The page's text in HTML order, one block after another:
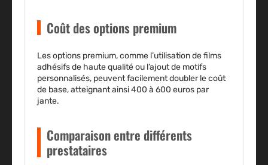
Coût des options premium
Les options premium, comme l’utilisation de films
adhésifs de haute qualité ou l’ajout de motifs
personnalisés, peuvent facilement doubler le coût
de base, atteignant ainsi 400 à 600 euros par
jante.
Comparaison entre différents
prestataires